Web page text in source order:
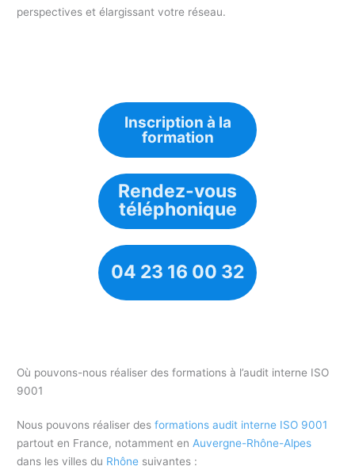
perspectives et élargissant votre réseau.
Inscription à la
formation
Rendez-vous
téléphonique
04 23 16 00 32
Où pouvons-nous réaliser des formations à l’audit interne ISO
9001
Nous pouvons réaliser desformations audit interne ISO 9001
partout en France, notamment en Auvergne-Rhône-Alpes
dans les villes du Rhône suivantes :